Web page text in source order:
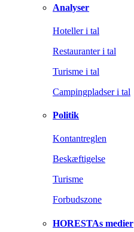
Analyser
Hoteller i tal
Restauranter i tal
Turisme i tal
Campingpladser i tal
Politik
Kontantreglen
Beskæftigelse
Turisme
Forbudszone
HORESTAs medier